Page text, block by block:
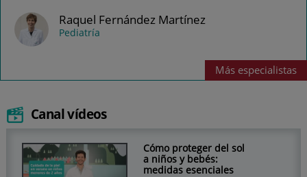
Raquel Fernández Martínez
Pediatría
Más especialistas
Canal vídeos
Cómo proteger del sol
a niños y bebés:
medidas esenciales